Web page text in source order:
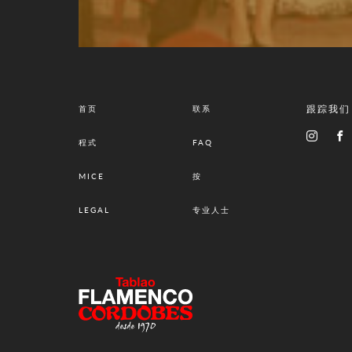
首页
程式
MICE
LEGAL
联系
FAQ
按
专业人士
跟踪我们